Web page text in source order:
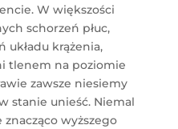
W większości
schorzeń płuc,
układu krążenia,
tlenem na poziomie
zawsze niesiemy
stanie unieść. Niemal
wyższego